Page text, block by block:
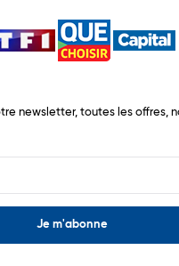
newsletter, toutes les offres,